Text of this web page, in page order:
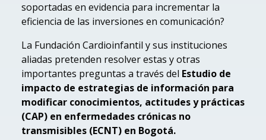
soportadas en evidencia para incrementar la
eficiencia de las inversiones en comunicación?
La Fundación Cardioinfantil y sus instituciones
aliadas pretenden resolver estas y otras
importantes preguntas a través del Estudio de
impacto de estrategias de información para
modificar conocimientos, actitudes y prácticas
(CAP) en enfermedades crónicas no
transmisibles (ECNT) en Bogotá.